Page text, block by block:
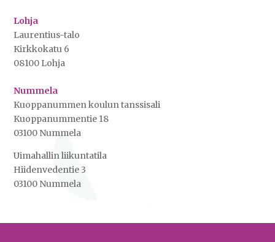
Lohja
Laurentius-talo
Kirkkokatu 6
08100 Lohja
Nummela
Kuoppanummen koulun tanssisali
Kuoppanummentie 18
03100 Nummela
Uimahallin liikuntatila
Hiidenvedentie 3
03100 Nummela